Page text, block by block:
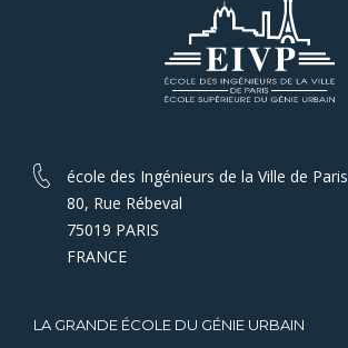
école des Ingénieurs de la Ville de Paris
80, Rue Rébeval
75019 PARIS
FRANCE
LA GRANDE ÉCOLE DU GÉNIE URBAIN